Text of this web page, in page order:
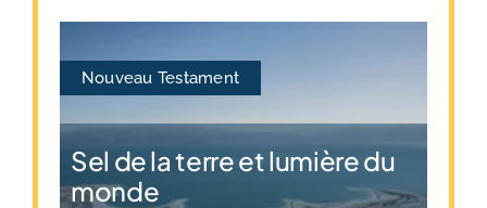
Nouveau Testament
Sel de la terre et lumière du
monde